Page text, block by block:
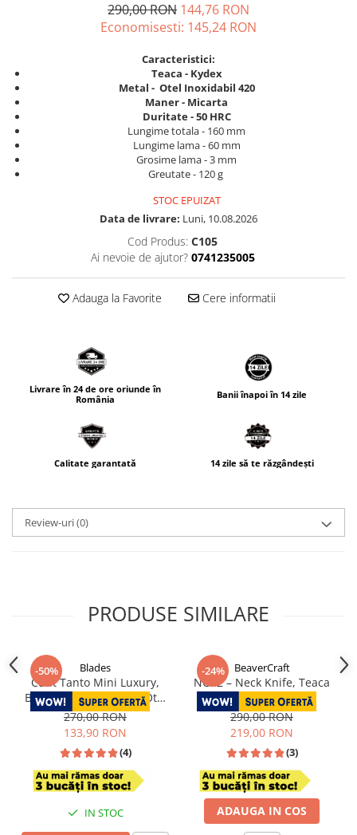
290,00 RON 144,76 RON
Economisesti: 145,24 RON
Caracteristici:
Teaca - Kydex
Metal - Otel Inoxidabil 420
Maner - Micarta
Duritate - 50 HRC
Lungime totala - 160 mm
Lungime lama - 60 mm
Grosime lama - 3 mm
Greutate - 120 g​ ​​​​​
STOC EPUIZAT
Data de livrare: Luni, 10.08.2026
Cod Produs: C105
Ai nevoie de ajutor? 0741235005
Adauga la Favorite Cere informatii
Livrare în 24 de ore oriunde în
România
Banii înapoi în 14 zile
Calitate garantată 14 zile să te răzgândești
Review-uri(0)
PRODUSE SIMILARE
-50% Blades
Cutit Tanto Mini Luxury,
Bucatarie & Camping, Otel
Damasc VG10, Maner Red
Wood, 19,5 cm
270,00 RON
133,90 RON
(4)
IN STOC
-24% BeaverCraft
NCK2 – Neck Knife, Teaca
Piele, 15.2 cm
290,00 RON
219,00 RON
(3)
LA COMANDA
ADAUGA IN COS